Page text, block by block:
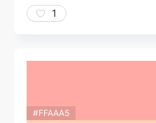
1
#FFAAA5